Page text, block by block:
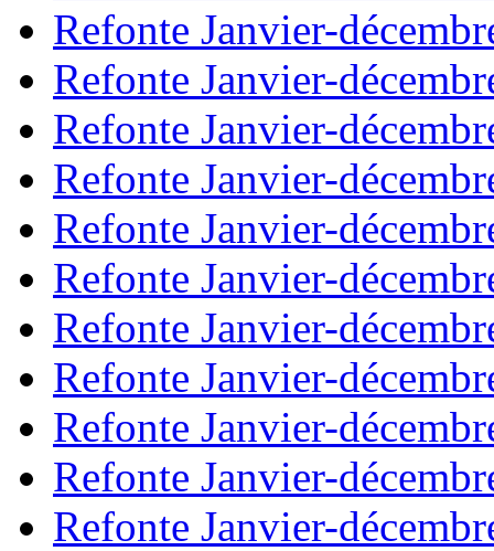
Refonte Janvier-
Refonte Janvier-
Refonte Janvier-
Refonte Janvier-
Refonte Janvier-
Refonte Janvier-
Refonte Janvier-
Refonte Janvier-
Refonte Janvier-
Refonte Janvier-
Refonte Janvier-